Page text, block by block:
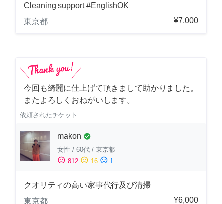
Cleaning support #EnglishOK
東京都
¥7,000
今回も綺麗に仕上げて頂きまして助かりました。
またよろしくおねがいします。
依頼されたチケット
makon check_circle
女性 / 60代 / 東京都
sentiment_satisfied 812 sentiment_neutral 16 sentiment_dissatisfied 1
クオリティの高い家事代行及び清掃
東京都
¥6,000